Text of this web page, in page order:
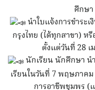
ศึกษ
นำใบแจ้งการชำระ
กรุงไทย (ได้ทุกสาขา) ห
ตั้งแต่วันที่ 28
นักเรียน นักศึกษา น
เรียนในวันที่ 7 พฤษภาค
การอาชีพชุมพร (